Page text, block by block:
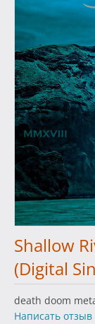
Shallow
(Digital
death doom
Написать отзыв